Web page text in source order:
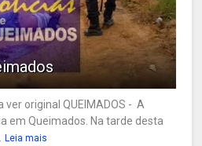
original QUEIMADOS - A
em Queimados. Na tarde desta
Leia mais